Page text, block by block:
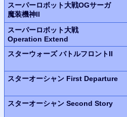
スーパーロボット大戦OGサーガ
魔装機神II
スーパーロボット大戦
Operation Extend
スターウォーズ バトルフロントII
スターオーシャン First Departure
スターオーシャン Second Story